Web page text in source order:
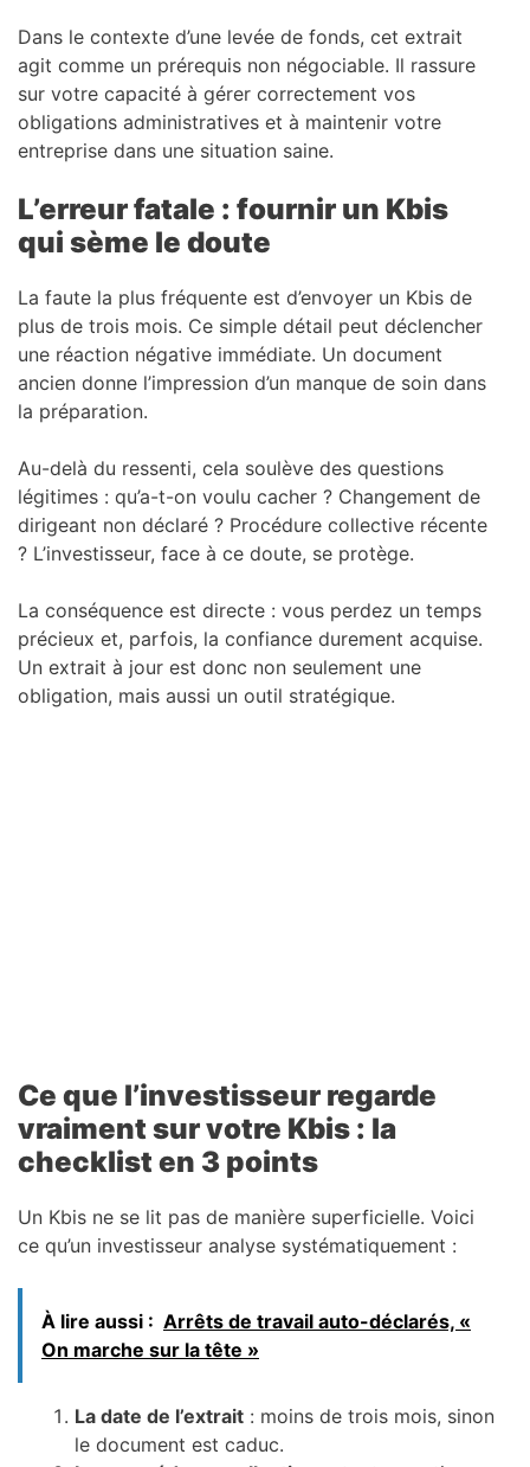
Dans le contexte d’une levée de fonds, cet extrait
agit comme un prérequis non négociable. Il rassure
sur votre capacité à gérer correctement vos
obligations administratives et à maintenir votre
entreprise dans une situation saine.
L’erreur fatale : fournir un Kbis
qui sème le doute
La faute la plus fréquente est d’envoyer un Kbis de
plus de trois mois. Ce simple détail peut déclencher
une réaction négative immédiate. Un document
ancien donne l’impression d’un manque de soin dans
la préparation.
Au-delà du ressenti, cela soulève des questions
légitimes : qu’a-t-on voulu cacher ? Changement de
dirigeant non déclaré ? Procédure collective récente
? L’investisseur, face à ce doute, se protège.
La conséquence est directe : vous perdez un temps
précieux et, parfois, la confiance durement acquise.
Un extrait à jour est donc non seulement une
obligation, mais aussi un outil stratégique.
Ce que l’investisseur regarde
vraiment sur votre Kbis : la
checklist en 3 points
Un Kbis ne se lit pas de manière superficielle. Voici
ce qu’un investisseur analyse systématiquement :
À lire aussi : Arrêts de travail auto-déclarés, «
On marche sur la tête »
La date de l’extrait : moins de trois mois, sinon
le document est caduc.